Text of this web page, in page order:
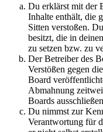
Du erklärst mit der
Inhalte enthält, die
Sitten verstoßen.
besitzt, die in
zu setzen bzw. zu
Der Betreiber des
Verstößen gegen
Board
Abmahnung
Boards
Du nimmst zur
Verantwortung für